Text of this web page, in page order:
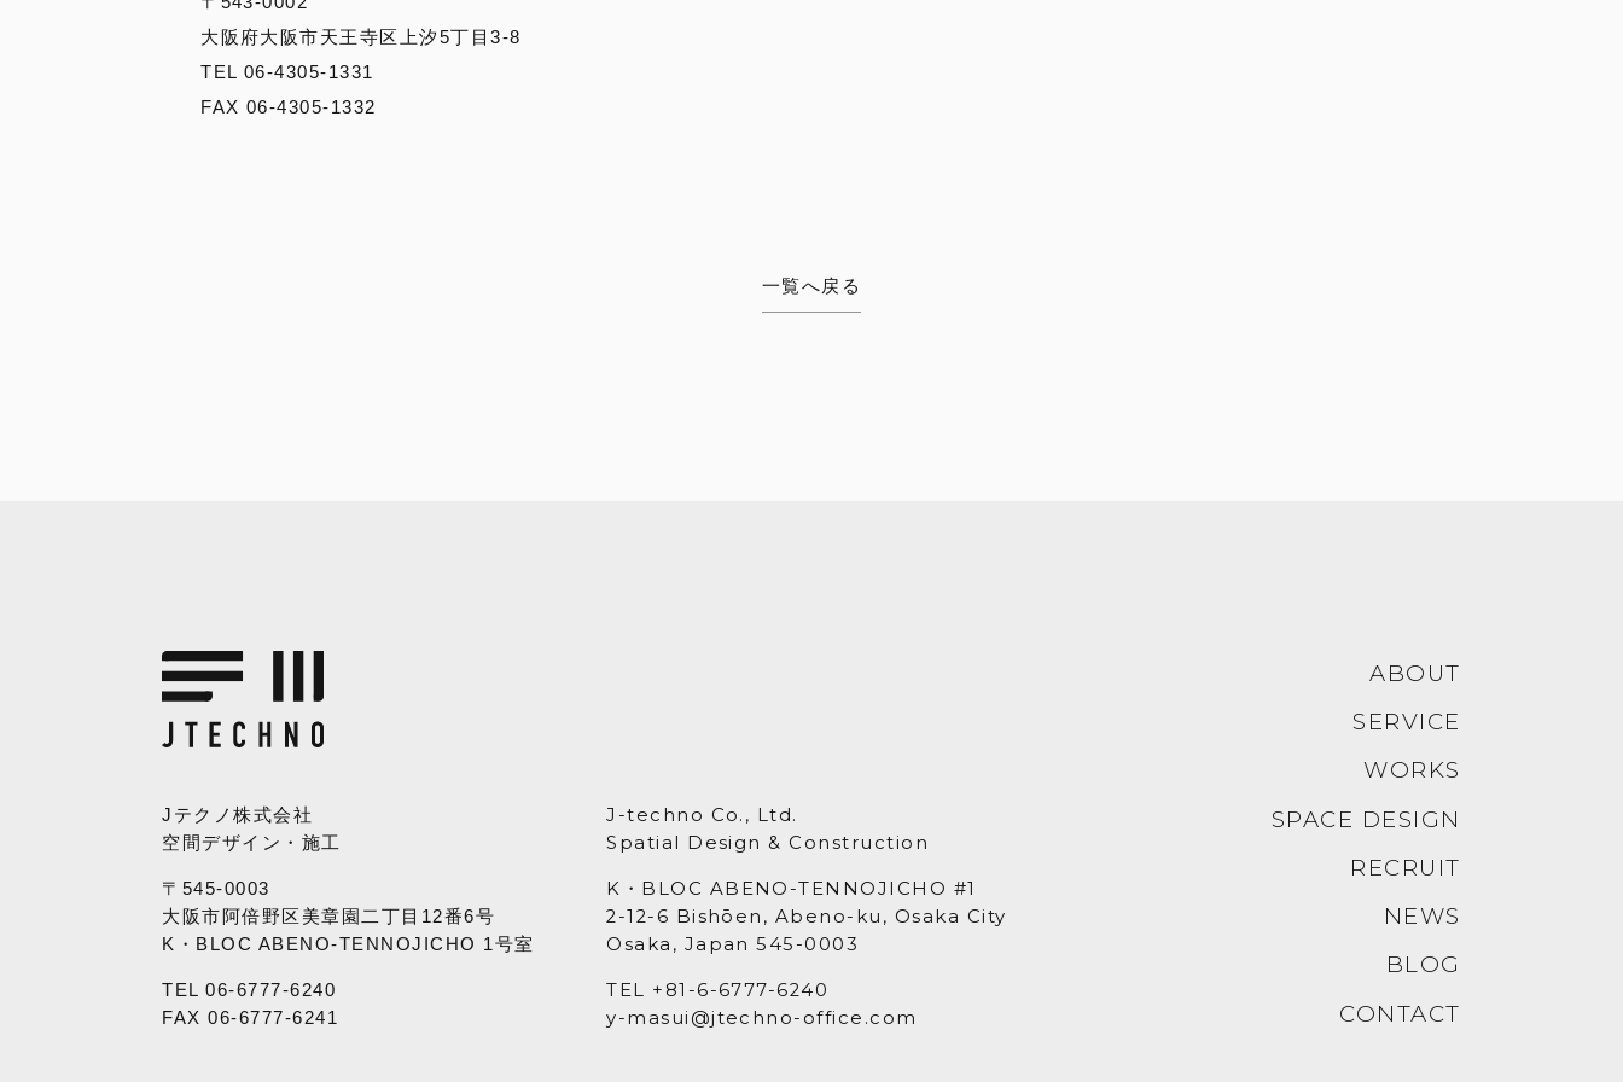
大阪府大阪市天王寺区上汐5丁目3-8
TEL 06-4305-1331
FAX 06-4305-1332
一覧へ戻る
Jテクノ株式会社
空間デザイン・施工
〒545-0003
大阪市阿倍野区美章園二丁目12番6号
K・BLOC ABENO-TENNOJICHO 1号室
TEL 06-6777-6240
FAX 06-6777-6241
J-techno Co., Ltd.
Spatial Design & Construction
K・BLOC ABENO-TENNOJICHO #1
2-12-6 Bishōen, Abeno-ku, Osaka City
Osaka, Japan 545-0003
TEL +81-6-6777-6240
y-masui@jtechno-office.com
ABOUT
SERVICE
WORKS
SPACE DESIGN
RECRUIT
NEWS
BLOG
CONTACT